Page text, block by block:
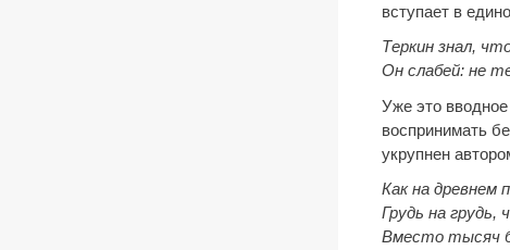
вступает в
Теркин знал,
Он слабей: не
Уже это
воспринимать
укрупнен
Как на древнем
Грудь на
Вместо тысяч